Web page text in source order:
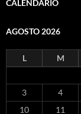
CALENDARIO
AGOSTO 2026
L M
3
4
10
11